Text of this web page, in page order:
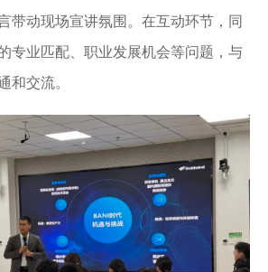
带动现场宣讲氛围。在互动环节，同
专业匹配、职业发展机会等问题，与
和交流。